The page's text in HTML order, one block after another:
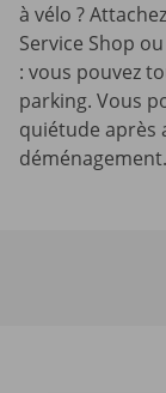
à vélo ?
Service Shop
: vous pouvez
parking. Vous
quiétude après
déménagement.